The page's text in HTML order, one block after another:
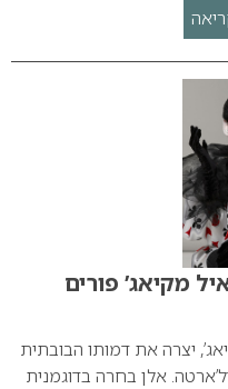
מקיאג’ פורים
יצרה את דמותו הבובתית
אלן בחרה בדוגמנית